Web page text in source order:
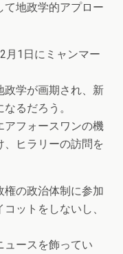
地政学的アプロー
月1日にミャンマー
政学が画期され、新
るだろう。
アフォースワンの機
ヒラリーの訪問を
権の政治体制に参加
ットをしないし、
ュースを飾ってい